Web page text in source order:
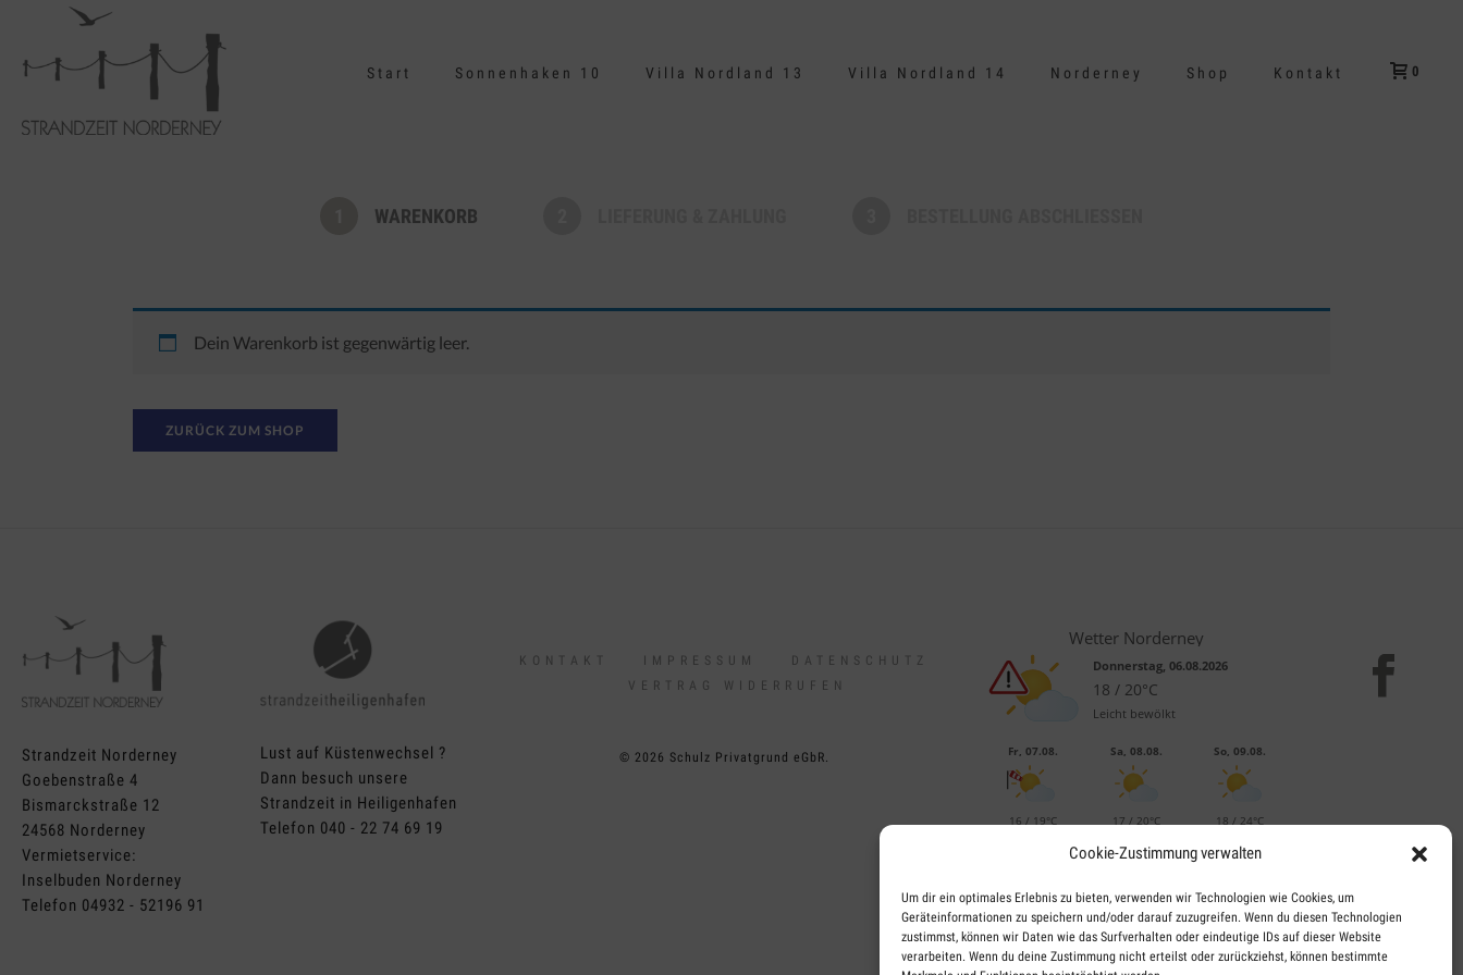
Cookie-Zustimmung verwalten
Um dir ein optimales Erlebnis zu bieten, verwenden wir Technologien wie Cookies, um
Geräteinformationen zu speichern und/oder darauf zuzugreifen. Wenn du diesen Technologien
zustimmst, können wir Daten wie das Surfverhalten oder eindeutige IDs auf dieser Website
verarbeiten. Wenn du deine Zustimmung nicht erteilst oder zurückziehst, können bestimmte
Start Sonnenhaken 10 Villa Nordland 13 Villa Nordland 14 Norderney Shop Kontakt 0
WARENKORB
Dein Warenkorb ist gegenwärtig leer.
ZURÜCK ZUM SHOP
Strandzeit Norderney
Goebenstraße 4
Bismarckstraße 12
24568 Norderney
Vermietservice:
Inselbuden Norderney
Telefon 04932 - 52196 91
Lust auf Küstenwechsel ?
Dann besuch unsere
Strandzeit in Heiligenhafen
Telefon 040 - 22 74 69 19
KONTAKT IMPRESSUM
DATENSCHUTZ
VERTRAG WIDERRUFEN
© 2026 Schulz Privatgrund eGbR.
Wetter Norderney
Donnerstag, 06.08.2026
18 / 20°C
Leicht bewölkt
Fr, 07.08.
16 / 19°C
Sa, 08.08.
17 / 20°C
So, 09.08.
18 / 24°C
Aktuelles Wetter ansehen